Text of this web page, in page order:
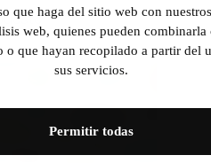
que haga del sitio web con
web, quienes pueden
o que hayan recopilado a partir del
sus servicios.
Permitir todas